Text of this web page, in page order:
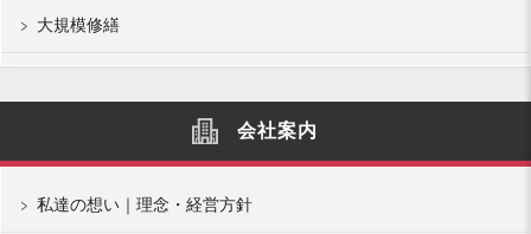
大規模修繕
会社案内
私達の想い｜理念・経営方針